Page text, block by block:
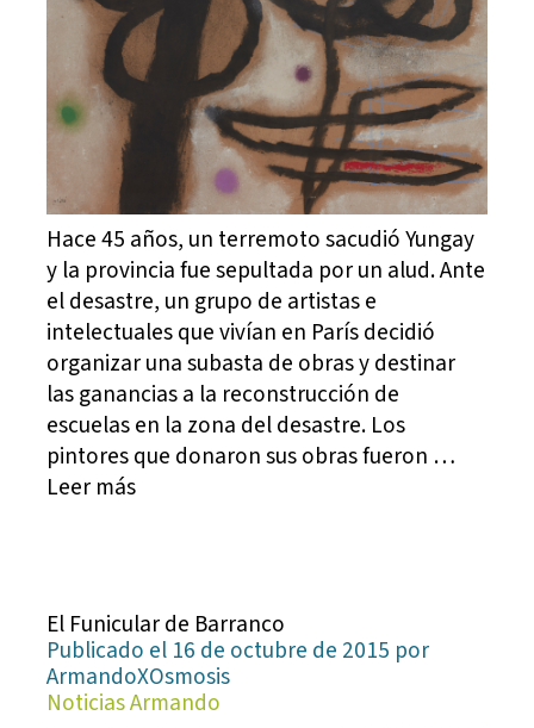
Hace 45 años, un terremoto sacudió Yungay
y la provincia fue sepultada por un alud. Ante
el desastre, un grupo de artistas e
intelectuales que vivían en París decidió
organizar una subasta de obras y destinar
las ganancias a la reconstrucción de
escuelas en la zona del desastre. Los
pintores que donaron sus obras fueron …
Leer más
El Funicular de Barranco
Publicado el 16 de octubre de 2015 por
ArmandoXOsmosis
Noticias Armando